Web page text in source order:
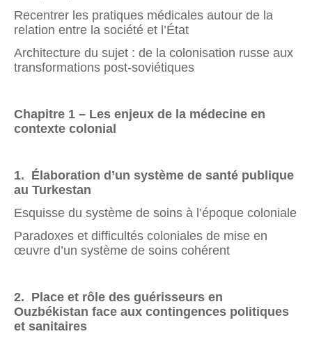
Recentrer les pratiques médicales autour de la
relation entre la société et l’État
Architecture du sujet : de la colonisation russe aux
transformations post-soviétiques
Chapitre 1 – Les enjeux de la médecine en
contexte colonial
1. Élaboration d’un système de santé publique
au Turkestan
Esquisse du système de soins à l’époque coloniale
Paradoxes et difficultés coloniales de mise en
œuvre d’un système de soins cohérent
2. Place et rôle des guérisseurs en
Ouzbékistan face aux contingences politiques
et sanitaires